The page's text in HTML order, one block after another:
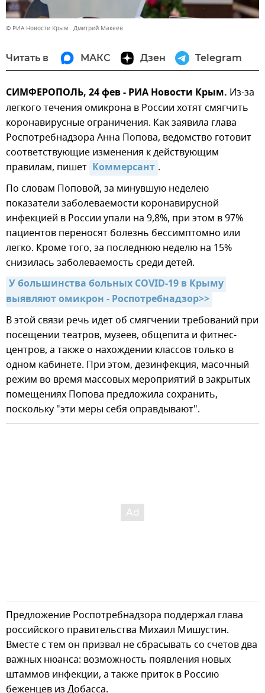
© РИА Новости Крым . Дмитрий Макеев
Читать в МАКС Дзен Telegram
СИМФЕРОПОЛЬ, 24 фев - РИА Новости Крым. Из-за
легкого течения омикрона в России хотят смягчить
коронавирусные ограничения. Как заявила глава
Роспотребнадзора Анна Попова, ведомство готовит
соответствующие изменения к действующим
правилам, пишет Коммерсант .
По словам Поповой, за минувшую неделею
показатели заболеваемости коронавирусной
инфекцией в России упали на 9,8%, при этом в 97%
пациентов переносят болезнь бессимптомно или
легко. Кроме того, за последнюю неделю на 15%
снизилась заболеваемость среди детей.
У большинства больных COVID-19 в Крыму
выявляют омикрон - Роспотребнадзор>>
В этой связи речь идет об смягчении требований при
посещении театров, музеев, общепита и фитнес-
центров, а также о нахождении классов только в
одном кабинете. При этом, дезинфекция, масочный
режим во время массовых мероприятий в закрытых
помещениях Попова предложила сохранить,
поскольку "эти меры себя оправдывают".
Предложение Роспотребнадзора поддержал глава
российского правительства Михаил Мишустин.
Вместе с тем он призвал не сбрасывать со счетов два
важных нюанса: возможность появления новых
штаммов инфекции, а также приток в Россию
беженцев из Добасса.